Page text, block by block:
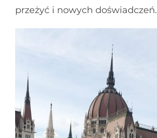
przeżyć i nowych doświadczeń.